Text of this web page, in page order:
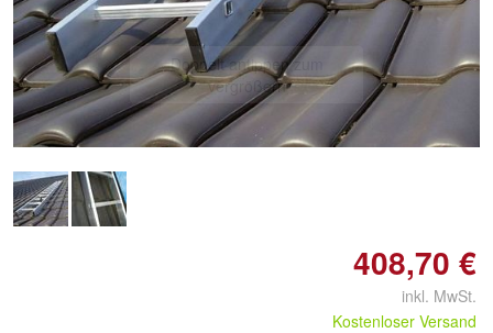
Doppelt antippen zum
vergrößern
408,70 €
inkl. MwSt.
Kostenloser Versand